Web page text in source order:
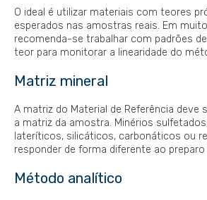
O ideal é utilizar materiais com teores
esperados nas amostras reais. Em
recomenda-se trabalhar com padrões
teor para monitorar a linearidade do
Matriz mineral
A matriz do Material de Referência deve
a matriz da amostra. Minérios
lateríticos, silicáticos, carbonáticos ou
responder de forma diferente ao
Método analítico